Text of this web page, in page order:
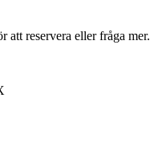
att reservera eller fråga mer.